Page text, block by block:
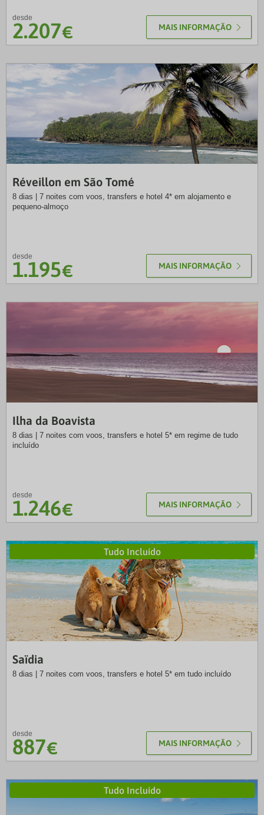
desde
2.207€ MAIS INFORMAÇÃO
Réveillon em São Tomé
8 dias | 7 noites com voos, transfers e hotel 4* em alojamento e
pequeno-almoço
desde
1.195€ MAIS INFORMAÇÃO
Ilha da Boavista
8 dias | 7 noites com voos, transfers e hotel 5* em regime de tudo
incluído
desde
1.246€ MAIS INFORMAÇÃO
Tudo Incluído
Saïdia
8 dias | 7 noites com voos, transfers e hotel 5* em tudo incluído
desde
887€ MAIS INFORMAÇÃO
Tudo Incluído